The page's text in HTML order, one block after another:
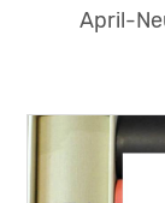
April-